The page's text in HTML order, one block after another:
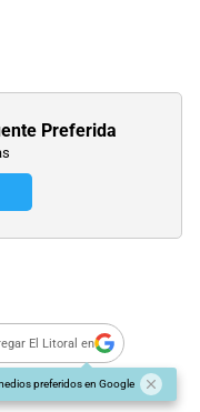
Preferida
El Litoral en
preferidos en Google